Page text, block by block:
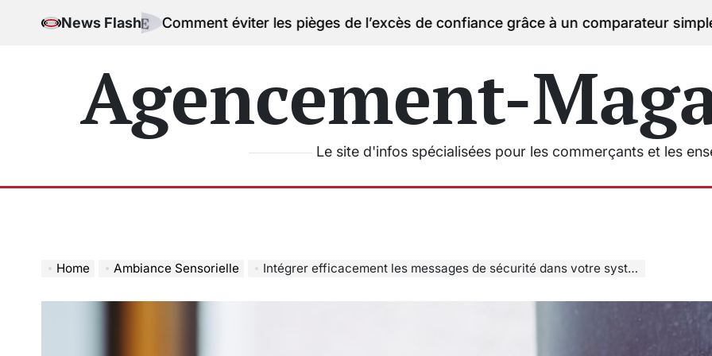
News Flash
Comment éviter les pièges de l’excès de confiance grâce à un comparateur simpleon
07/06/2026
Agencement-
Le site d'infos spécialisées pour les commerçants et les
Home Ambiance Sensorielle Intégrer efficacement les messages de sécurité dans votre système de diffusion sonore